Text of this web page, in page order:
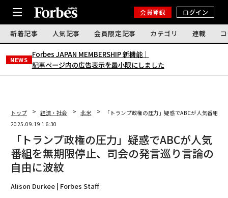
会員登録 ログイン
新着記事 人気記事 会員限定記事 カテゴリ 連載
NEWS
Forbes JAPAN MEMBERSHIP 新機能｜
記事ページ内の広告表示を最小限にしました
トップ 経済・社会 北米
「トランプ政権の圧力」疑惑でABCが人気番組
2025.09.19 16:30
「トランプ政権の圧力」疑惑でABCが人気
番組を無期限停止、司会の発言巡り言論の
自由に波紋
Alison Durkee | Forbes Staff